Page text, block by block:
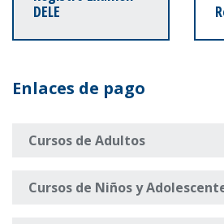
DELE
Enlaces de pago
Cursos de Adultos
Cursos de Niños y